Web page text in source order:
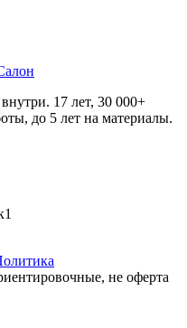
17 лет, 30 000+
до 5 лет на материалы.
не оферта